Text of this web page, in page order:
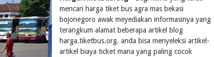
mencari harga tiket bus agra mas bekasi
bojonegoro awak meyediakan informasinya yang
terangkum alamat beberapa artikel blog
harga.tiketbus.org. anda bisa menyeleksi artikel-
artikel biaya ticket mana yang paling cocok